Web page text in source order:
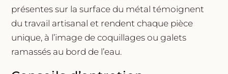
présentes sur la surface du métal témoignent
du travail artisanal et rendent chaque pièce
unique, à l’image de coquillages ou galets
ramassés au bord de l’eau.